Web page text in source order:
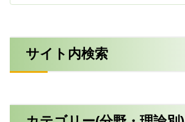
サイト内検索